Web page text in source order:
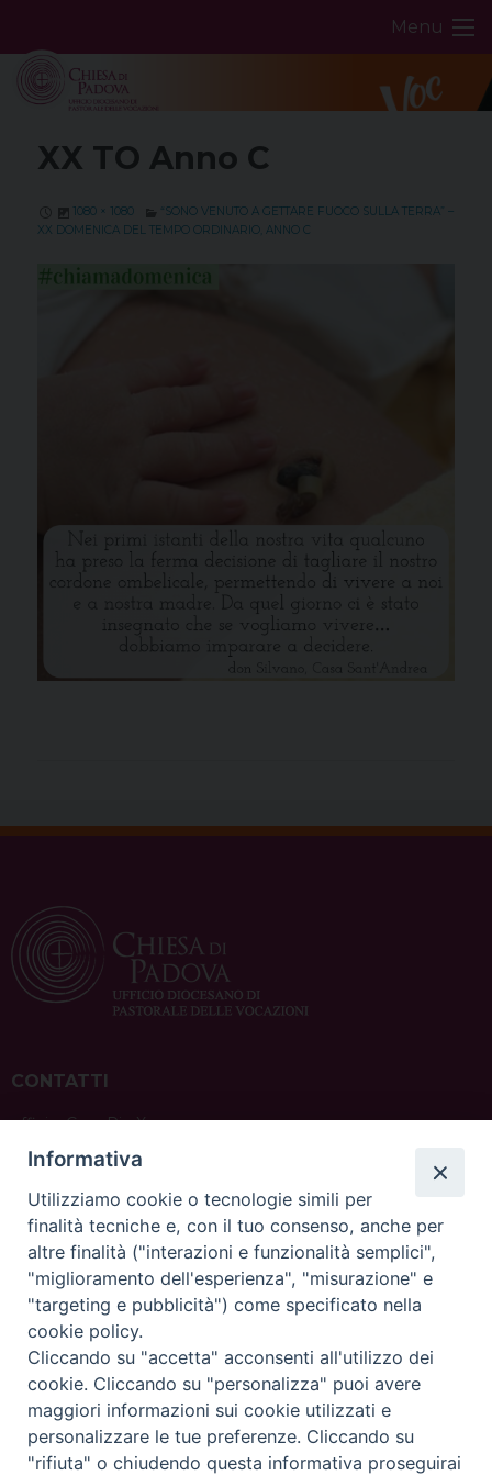
content
Menu
XX TO Anno C
1080 × 1080
“SONO VENUTO A GETTARE FUOCO SULLA TERRA” –
XX DOMENICA DEL TEMPO ORDINARIO, ANNO C
CONTATTI
ufficio: Casa Pio X
via Bonporti, 20 – 35141 Padova
tel: +39 351 619 2354
e mail:ufficiovocazionipadova@gmail.com
sede: Casa Sant'Andrea
via Valmarana, 20 – 35133 Padova
instagram:@casasantandreapadova
e mail:casasantandreapadova@gmail.com
Informativa
Utilizziamo cookie o tecnologie simili per
finalità tecniche e, con il tuo consenso, anche per
altre finalità ("interazioni e funzionalità semplici",
"miglioramento dell'esperienza", "misurazione" e
"targeting e pubblicità") come specificato nella
cookie policy.
Cliccando su "accetta" acconsenti all'utilizzo dei
cookie. Cliccando su "personalizza" puoi avere
maggiori informazioni sui cookie utilizzati e
personalizzare le tue preferenze. Cliccando su
"rifiuta" o chiudendo questa informativa proseguirai